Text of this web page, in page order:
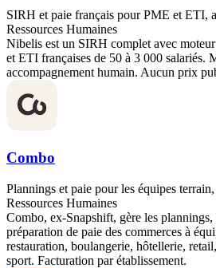
SIRH et paie français pour PME et ETI,
Ressources Humaines
Nibelis est un SIRH complet avec
et ETI françaises de 50 à 3 000 salariés.
accompagnement humain. Aucun prix
Combo
Plannings et paie pour les équipes
Ressources Humaines
Combo, ex-Snapshift, gère les plannings,
préparation de paie des commerces à
restauration, boulangerie, hôtellerie,
sport. Facturation par établissement.